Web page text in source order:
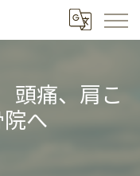
痛、肩こ
へ